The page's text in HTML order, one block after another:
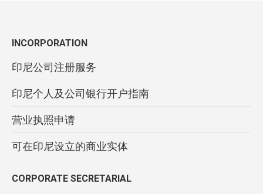
INCORPORATION
印尼公司注册服务
印尼个人及公司银行开户指南
营业执照申请
可在印尼设立的商业实体
CORPORATE SECRETARIAL